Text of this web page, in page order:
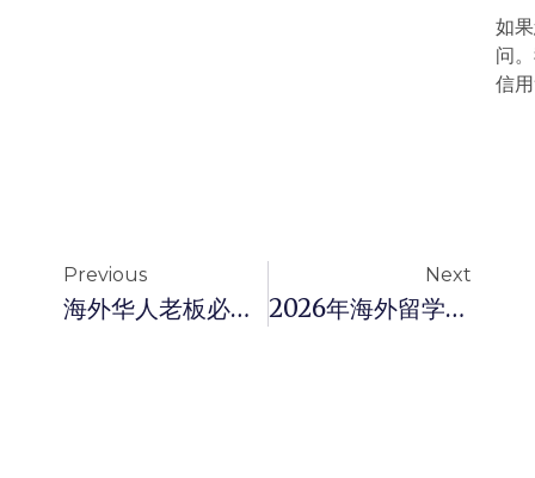
如
问
信
Previous
海外华人老板必读：医美分期贷款如何帮助华人商家实现轻资产转型？
Next
2026年海外留学贷款全攻略：中国留学生如何申请个人留学贷款？